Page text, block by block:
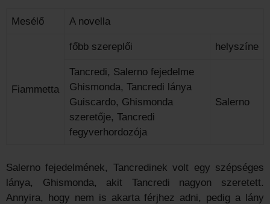
Mesélő A novella
Fiammetta
főbb szereplői helyszíne
Tancredi, Salerno fejedelme
Ghismonda, Tancredi lánya
Guiscardo, Ghismonda
szeretője, Tancredi
fegyverhordozója
Salerno
Salerno fejedelmének, Tancredinek volt egy szépséges
lánya, Ghismonda, akit Tancredi nagyon szeretett.
Annyira, hogy nem is akarta férjhez adni, pedig a lány